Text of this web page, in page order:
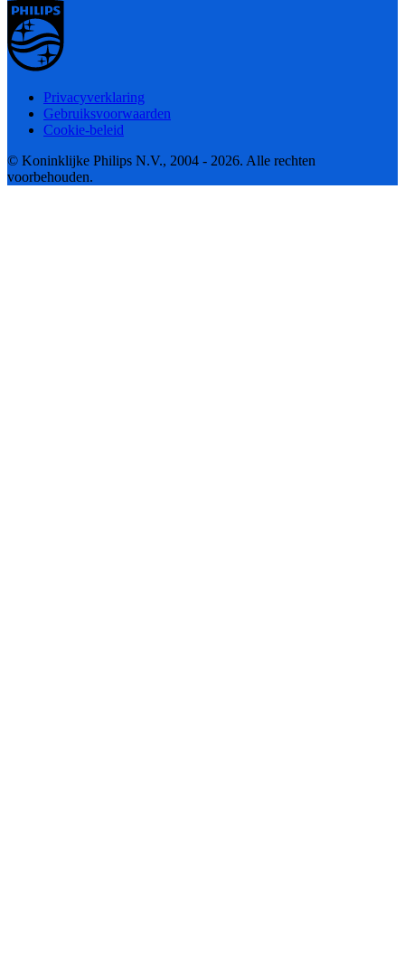
Privacyverklaring
Gebruiksvoorwaarden
Cookie-beleid
© Koninklijke Philips N.V., 2004 - 2026. Alle rechten
voorbehouden.